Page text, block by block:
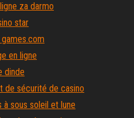
za darmo
star
en ligne
dinde
de sécurité de casino
sous soleil et lune